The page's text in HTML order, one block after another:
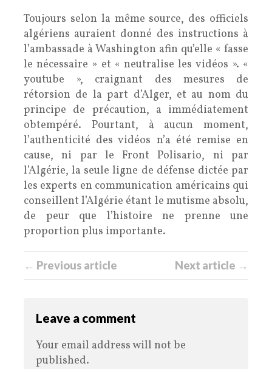
Toujours selon la même source, des officiels
algériens auraient donné des instructions à
l’ambassade à Washington afin qu’elle « fasse
le nécessaire » et « neutralise les vidéos ». «
youtube », craignant des mesures de
rétorsion de la part d’Alger, et au nom du
principe de précaution, a immédiatement
obtempéré. Pourtant, à aucun moment,
l’authenticité des vidéos n’a été remise en
cause, ni par le Front Polisario, ni par
l’Algérie, la seule ligne de défense dictée par
les experts en communication américains qui
conseillent l’Algérie étant le mutisme absolu,
de peur que l’histoire ne prenne une
proportion plus importante.
← Previous article Next article →
Leave a comment
Your email address will not be
published.